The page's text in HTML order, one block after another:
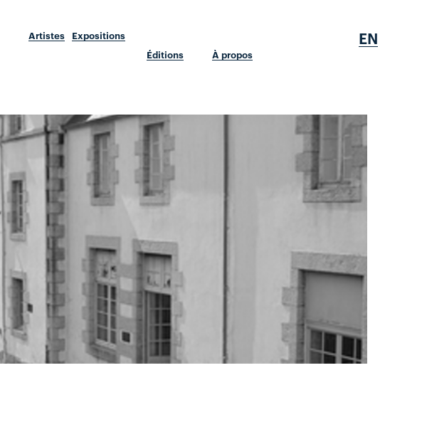
Artistes
Expositions
Éditions
À propos
EN